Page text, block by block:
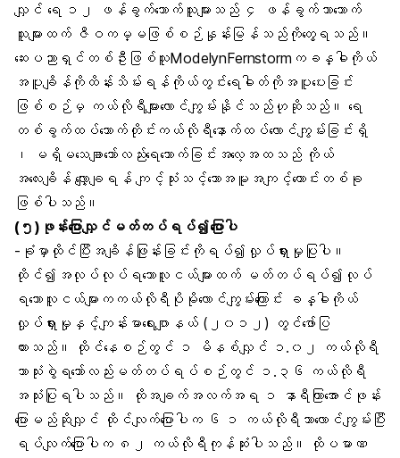
လျှင် ရေ ၁၂ ဖန်ခွက်သောက်သူများသည် ၄ ဖန်ခွက်သာသောက်
သူများထက် ဇီဝကမ္မဖြစ်စဉ်နှုန်းမြန်သည်ကိုတွေ့ရသည်။
ဆေးပညာရှင်တစ်ဦးဖြစ်သူModelynFernstormကခန္ဓါကိုယ်
အပူချိန်ကိုထိန်းသိမ်းရန်ကိုယ်တွင်းရေဓါတ်ကိုအပူပေးခြင်း
ဖြစ်စဉ်မှ ကယ်လိုရီများလောင်ကျွမ်းနိုင်သည်ဟုဆိုသည်။ ရေ
တစ်ခွက်ထပ်သောက်တိုင်းကယ်လိုရီနောက်ထပ်လောင်ကျွမ်းခြင်းရှိ
၊ မရှိမသေချာသော်လည်းရေသောက်ခြင်းအလေ့အထသည် ကိုယ်
အလေးချိန် လျှော့ချရန် ကျင့်သုံးသင့်သောအမူအကျင့်ကောင်းတစ်ခု
ဖြစ်ပါသည်။
(၅)ဖုန်းပြောလျှင်မတ်တပ်ရပ်၍ပြောပါ
-ခုံမှာထိုင်ပြီးအချိန်ဖြုန်းခြင်းကိုရပ်၍လှုပ်ရှားမှုပြုပါ။
ထိုင်၍အလုပ်လုပ်ရသောလူငယ်များထက် မတ်တပ်ရပ်၍လုပ်
ရသောလူငယ်များကကယ်လိုရီပိုမိုလောင်ကျွမ်းကြောင်း ခန္ဓါကိုယ်
လှုပ်ရှားမှုနှင့်ကျန်းမာရေးဂျာနယ် (၂၀၁၂) တွင်ဖော်ပြ
ထားသည်။ ထိုင်နေစဉ်တွင် ၁ မိနစ်လျှင် ၁.၀၂ ကယ်လိုရီ
သာသုံးစွဲရသော်လည်းမတ်တပ်ရပ်စဉ်တွင် ၁.၃၆ ကယ်လိုရီ
အသုံးပြုရပါသည်။ ထိုအချက်အလက်အရ ၁ နာရီကြာအောင်ဖုန်း
ပြောမည်ဆိုလျှင် ထိုင်လျက်ပြောပါက ၆ ၁ ကယ်လိုရီသာလောင်ကျွမ်းပြီး
ရပ်လျက်ပြောပါက ၈၂ ကယ်လိုရီကုန်ဆုံးပါသည်။ ထိုပမာဏ